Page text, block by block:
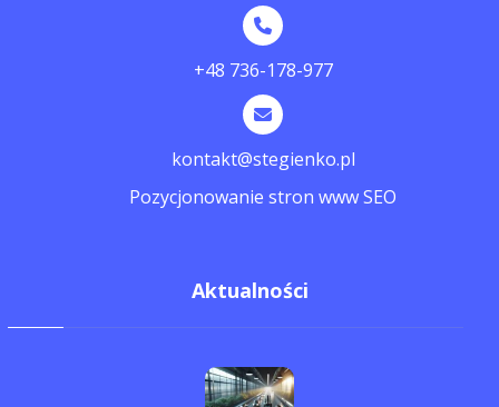
+48 736-178-977
kontakt@stegienko.pl
Pozycjonowanie stron www SEO
Aktualności